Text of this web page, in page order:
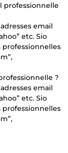
professionnelle
email
etc. Sio
professionnelles
?
email
etc. Sio
professionnelles